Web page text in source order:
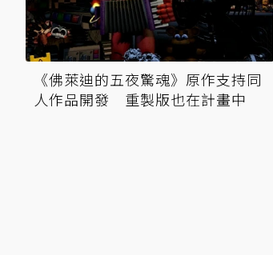
《佛萊迪的五夜驚魂》原作支持同
人作品開發 重製版也在計畫中